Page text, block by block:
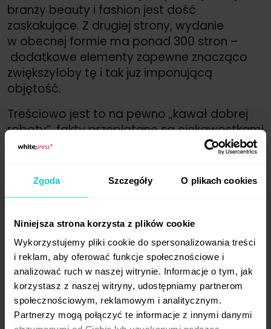
Zgoda Szczegóły O plikach cookies
Niniejsza strona korzysta z plików cookie
Wykorzystujemy pliki cookie do spersonalizowania treści
i reklam, aby oferować funkcje społecznościowe i
analizować ruch w naszej witrynie. Informacje o tym, jak
korzystasz z naszej witryny, udostępniamy partnerom
społecznościowym, reklamowym i analitycznym.
Partnerzy mogą połączyć te informacje z innymi danymi
branży beauty i fashion jest dość
zaskakujące. Z drugiej strony, wydanie
w obecnej formie ma ponad 300 stron –
dodatkowe elementy zapewne znacząco
zwiększyłoby tę i tak już imponującą
objętość.
Treściowo jest to na pewno „kawał dobrej
roboty”, fakty przeplatane są ciekawostkami
z branży, a liczne źródła zamieszczone
zebrano rzetelnie. Jeśli mowa o źródłach,
być może wygodniejsze w czytaniu byłyby
indywidualna i nie wpływa w żaden sposób
na merytorykę.
Podsumowując, książkę Kamili Gębik
mogę zdecydowanie polecić wszystkim
osobom zainteresowanym e-commerce
w obszarze beauty i fashion jako dobrze